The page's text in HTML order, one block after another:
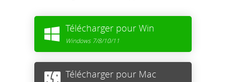
Télécharger pour Win
Windows 7/8/10/11
Télécharger pour Mac